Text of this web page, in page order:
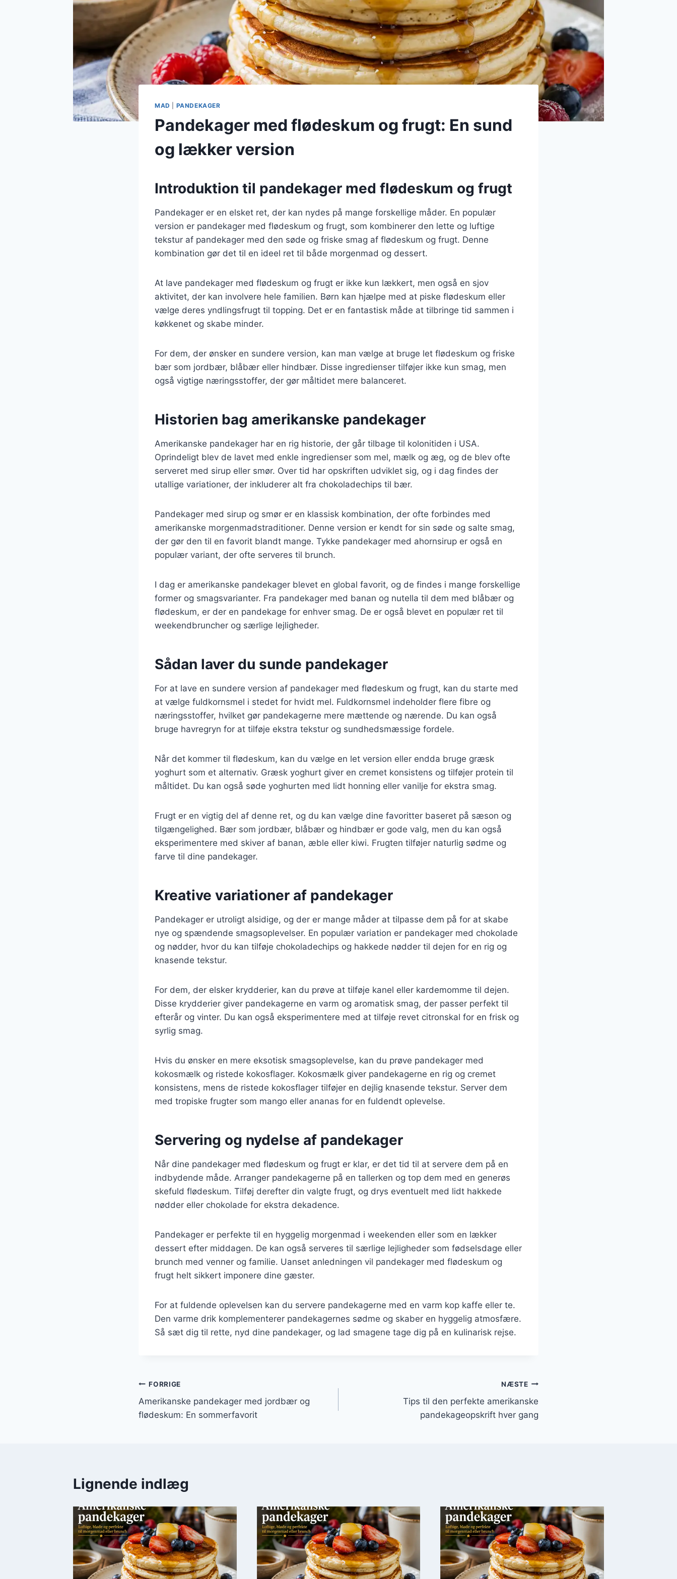
MAD PANDEKAGER
Pandekager med flødeskum og frugt: En sund
og lækker version
Introduktion til pandekager med flødeskum og frugt
Pandekager er en elsket ret, der kan nydes på mange forskellige måder. En populær
version er pandekager med flødeskum og frugt, som kombinerer den lette og luftige
tekstur af pandekager med den søde og friske smag af flødeskum og frugt. Denne
kombination gør det til en ideel ret til både morgenmad og dessert.
At lave pandekager med flødeskum og frugt er ikke kun lækkert, men også en sjov
aktivitet, der kan involvere hele familien. Børn kan hjælpe med at piske flødeskum eller
vælge deres yndlingsfrugt til topping. Det er en fantastisk måde at tilbringe tid sammen i
køkkenet og skabe minder.
For dem, der ønsker en sundere version, kan man vælge at bruge let flødeskum og friske
bær som jordbær, blåbær eller hindbær. Disse ingredienser tilføjer ikke kun smag, men
også vigtige næringsstoffer, der gør måltidet mere balanceret.
Historien bag amerikanske pandekager
Amerikanske pandekager har en rig historie, der går tilbage til kolonitiden i USA.
Oprindeligt blev de lavet med enkle ingredienser som mel, mælk og æg, og de blev ofte
serveret med sirup eller smør. Over tid har opskriften udviklet sig, og i dag findes der
utallige variationer, der inkluderer alt fra chokoladechips til bær.
Pandekager med sirup og smør er en klassisk kombination, der ofte forbindes med
amerikanske morgenmadstraditioner. Denne version er kendt for sin søde og salte smag,
der gør den til en favorit blandt mange. Tykke pandekager med ahornsirup er også en
populær variant, der ofte serveres til brunch.
I dag er amerikanske pandekager blevet en global favorit, og de findes i mange forskellige
former og smagsvarianter. Fra pandekager med banan og nutella til dem med blåbær og
flødeskum, er der en pandekage for enhver smag. De er også blevet en populær ret til
weekendbruncher og særlige lejligheder.
Sådan laver du sunde pandekager
For at lave en sundere version af pandekager med flødeskum og frugt, kan du starte med
at vælge fuldkornsmel i stedet for hvidt mel. Fuldkornsmel indeholder flere fibre og
næringsstoffer, hvilket gør pandekagerne mere mættende og nærende. Du kan også
bruge havregryn for at tilføje ekstra tekstur og sundhedsmæssige fordele.
Når det kommer til flødeskum, kan du vælge en let version eller endda bruge græsk
yoghurt som et alternativ. Græsk yoghurt giver en cremet konsistens og tilføjer protein til
måltidet. Du kan også søde yoghurten med lidt honning eller vanilje for ekstra smag.
Frugt er en vigtig del af denne ret, og du kan vælge dine favoritter baseret på sæson og
tilgængelighed. Bær som jordbær, blåbær og hindbær er gode valg, men du kan også
eksperimentere med skiver af banan, æble eller kiwi. Frugten tilføjer naturlig sødme og
farve til dine pandekager.
Kreative variationer af pandekager
Pandekager er utroligt alsidige, og der er mange måder at tilpasse dem på for at skabe
nye og spændende smagsoplevelser. En populær variation er pandekager med chokolade
og nødder, hvor du kan tilføje chokoladechips og hakkede nødder til dejen for en rig og
knasende tekstur.
For dem, der elsker krydderier, kan du prøve at tilføje kanel eller kardemomme til dejen.
Disse krydderier giver pandekagerne en varm og aromatisk smag, der passer perfekt til
efterår og vinter. Du kan også eksperimentere med at tilføje revet citronskal for en frisk og
syrlig smag.
Hvis du ønsker en mere eksotisk smagsoplevelse, kan du prøve pandekager med
kokosmælk og ristede kokosflager. Kokosmælk giver pandekagerne en rig og cremet
konsistens, mens de ristede kokosflager tilføjer en dejlig knasende tekstur. Server dem
med tropiske frugter som mango eller ananas for en fuldendt oplevelse.
Servering og nydelse af pandekager
Når dine pandekager med flødeskum og frugt er klar, er det tid til at servere dem på en
indbydende måde. Arranger pandekagerne på en tallerken og top dem med en generøs
skefuld flødeskum. Tilføj derefter din valgte frugt, og drys eventuelt med lidt hakkede
nødder eller chokolade for ekstra dekadence.
Pandekager er perfekte til en hyggelig morgenmad i weekenden eller som en lækker
dessert efter middagen. De kan også serveres til særlige lejligheder som fødselsdage eller
brunch med venner og familie. Uanset anledningen vil pandekager med flødeskum og
frugt helt sikkert imponere dine gæster.
For at fuldende oplevelsen kan du servere pandekagerne med en varm kop kaffe eller te.
Den varme drik komplementerer pandekagernes sødme og skaber en hyggelig atmosfære.
Så sæt dig til rette, nyd dine pandekager, og lad smagene tage dig på en kulinarisk rejse.
Indlægsnavigation
FORRIGE
Amerikanske pandekager med jordbær og
flødeskum: En sommerfavorit
NÆSTE
Tips til den perfekte amerikanske
pandekageopskrift hver gang
Lignende indlæg